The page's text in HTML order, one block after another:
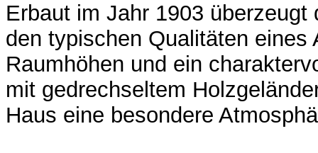
Erbaut im Jahr 1903 überzeugt
den typischen Qualitäten eines
Raumhöhen und ein
mit gedrechseltem
Haus eine besondere